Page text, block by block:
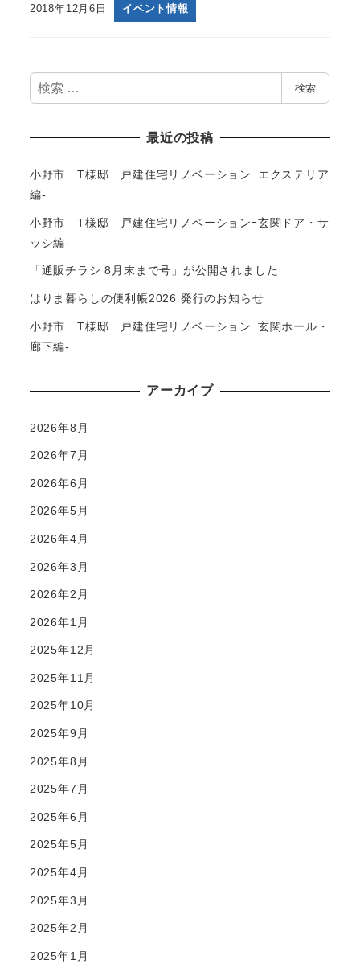
2018年12月6日 イベント情報
検
索
検索
最近の投稿
小野市 T様邸 戸建住宅リノベーションｰエクステリア
編-
小野市 T様邸 戸建住宅リノベーションｰ玄関ドア・サ
ッシ編-
「通販チラシ 8月末まで号」が公開されました
はりま暮らしの便利帳2026 発行のお知らせ
小野市 T様邸 戸建住宅リノベーションｰ玄関ホール・
廊下編-
アーカイブ
2026年8月
2026年7月
2026年6月
2026年5月
2026年4月
2026年3月
2026年2月
2026年1月
2025年12月
2025年11月
2025年10月
2025年9月
2025年8月
2025年7月
2025年6月
2025年5月
2025年4月
2025年3月
2025年2月
2025年1月